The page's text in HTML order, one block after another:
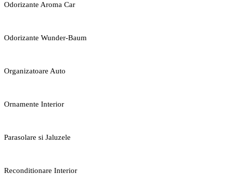
Odorizante Aroma Car
Odorizante Wunder-Baum
Organizatoare Auto
Ornamente Interior
Parasolare si Jaluzele
Reconditionare Interior